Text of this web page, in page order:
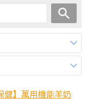
健】萬用機能羊奶